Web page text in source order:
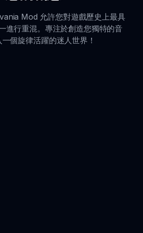
Mod 允許您對遊戲歷史上最具
進行重混。專注於創造您獨特的音
個旋律活躍的迷人世界！